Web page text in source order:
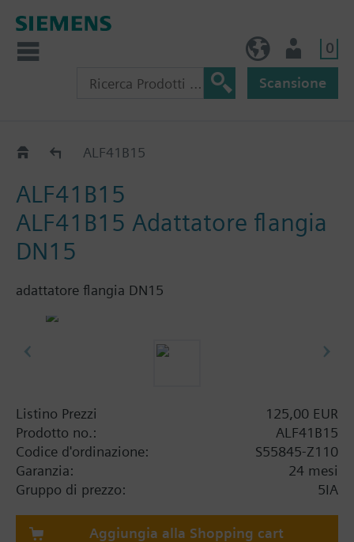
0
Scansione
Accessori per VVF43.. / VVF53..
ALF41B15
ALF41B15
ALF41B15 Adattatore flangia
DN15
adattatore flangia DN15
Listino Prezzi
125,00 EUR
Prodotto no.:
ALF41B15
Codice d'ordinazione:
S55845-Z110
Garanzia:
24 mesi
Gruppo di prezzo:
5IA
Aggiungia alla Shopping cart